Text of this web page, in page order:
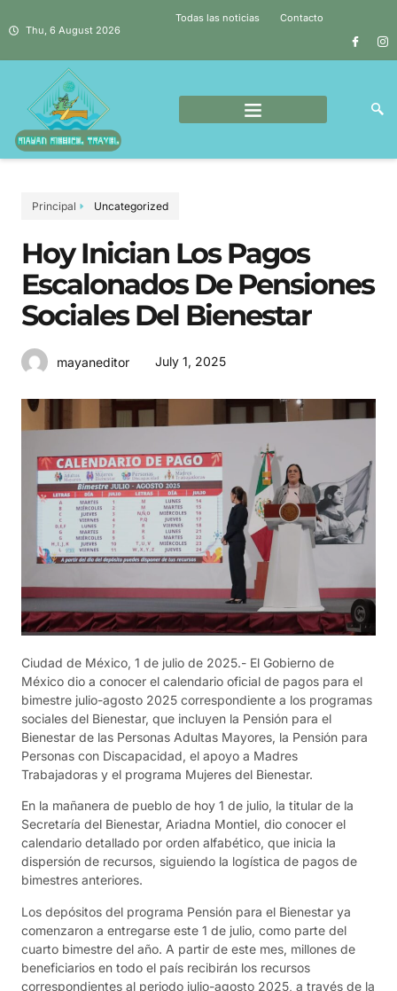
Thu, 6 August 2026
Todas las noticias Contacto
Principal Uncategorized
Hoy Inician Los Pagos
Escalonados De Pensiones
Sociales Del Bienestar
mayaneditor July 1, 2025
Ciudad de México, 1 de julio de 2025.- El Gobierno de
México dio a conocer el calendario oficial de pagos para el
bimestre julio-agosto 2025 correspondiente a los programas
sociales del Bienestar, que incluyen la Pensión para el
Bienestar de las Personas Adultas Mayores, la Pensión para
Personas con Discapacidad, el apoyo a Madres
Trabajadoras y el programa Mujeres del Bienestar.
En la mañanera de pueblo de hoy 1 de julio, la titular de la
Secretaría del Bienestar, Ariadna Montiel, dio conocer el
calendario detallado por orden alfabético, que inicia la
dispersión de recursos, siguiendo la logística de pagos de
bimestres anteriores.
Los depósitos del programa Pensión para el Bienestar ya
comenzaron a entregarse este 1 de julio, como parte del
cuarto bimestre del año. A partir de este mes, millones de
beneficiarios en todo el país recibirán los recursos
correspondientes al periodo julio-agosto 2025, a través de la